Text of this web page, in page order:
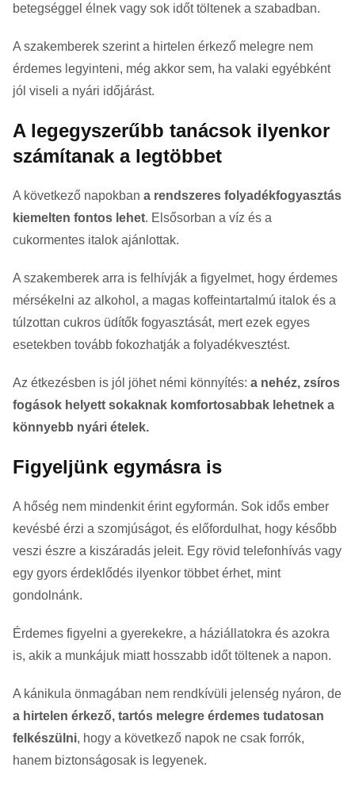
betegséggel élnek vagy sok időt töltenek a szabadban.
A szakemberek szerint a hirtelen érkező melegre nem
érdemes legyinteni, még akkor sem, ha valaki egyébként
jól viseli a nyári időjárást.
A legegyszerűbb tanácsok ilyenkor
számítanak a legtöbbet
A következő napokban a rendszeres folyadékfogyasztás
kiemelten fontos lehet. Elsősorban a víz és a
cukormentes italok ajánlottak.
A szakemberek arra is felhívják a figyelmet, hogy érdemes
mérsékelni az alkohol, a magas koffeintartalmú italok és a
túlzottan cukros üdítők fogyasztását, mert ezek egyes
esetekben tovább fokozhatják a folyadékvesztést.
Az étkezésben is jól jöhet némi könnyítés: a nehéz, zsíros
fogások helyett sokaknak komfortosabbak lehetnek a
könnyebb nyári ételek.
Figyeljünk egymásra is
A hőség nem mindenkit érint egyformán. Sok idős ember
kevésbé érzi a szomjúságot, és előfordulhat, hogy később
veszi észre a kiszáradás jeleit. Egy rövid telefonhívás vagy
egy gyors érdeklődés ilyenkor többet érhet, mint
gondolnánk.
Érdemes figyelni a gyerekekre, a háziállatokra és azokra
is, akik a munkájuk miatt hosszabb időt töltenek a napon.
A kánikula önmagában nem rendkívüli jelenség nyáron, de
a hirtelen érkező, tartós melegre érdemes tudatosan
felkészülni, hogy a következő napok ne csak forrók,
hanem biztonságosak is legyenek.